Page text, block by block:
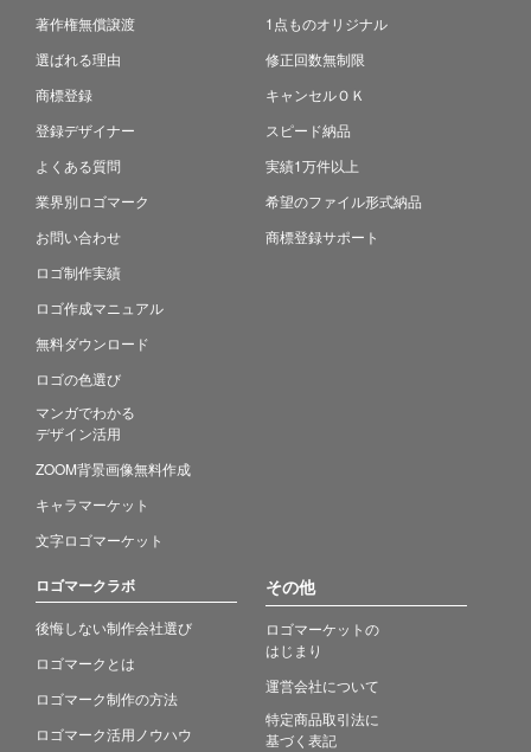
著作権無償譲渡
選ばれる理由
商標登録
登録デザイナー
よくある質問
業界別ロゴマーク
お問い合わせ
ロゴ制作実績
ロゴ作成マニュアル
無料ダウンロード
ロゴの色選び
マンガでわかる
デザイン活用
ZOOM背景画像無料作成
キャラマーケット
文字ロゴマーケット
1点ものオリジナル
修正回数無制限
キャンセルＯＫ
スピード納品
実績1万件以上
希望のファイル形式納品
商標登録サポート
ロゴマークラボ
後悔しない制作会社選び
ロゴマークとは
ロゴマーク制作の方法
ロゴマーク活用ノウハウ
その他
ロゴマーケットの
はじまり
運営会社について
特定商品取引法に
基づく表記